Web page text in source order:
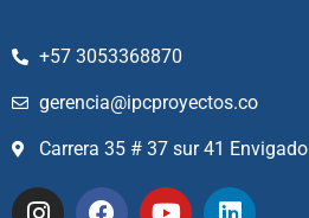
+57 3053368870
gerencia@ipcproyectos.co
Carrera 35 # 37 sur 41 Envigado